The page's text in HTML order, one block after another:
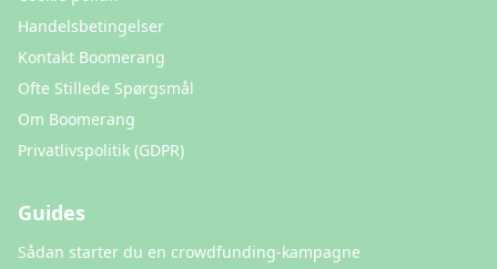
Handelsbetingelser
Kontakt Boomerang
Ofte Stillede Spørgsmål
Om Boomerang
Privatlivspolitik (GDPR)
Guides
Sådan starter du en crowdfunding-kampagne